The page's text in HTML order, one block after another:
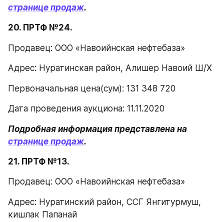
странице продаж.
20. ПРТФ №24.
Продавец: ООО «Навоийнская нефтебаза»
Адрес: Нуратинская район, Алишер Навоий Ш/Х
Первоначальная цена(сум): 131 348 720
Дата проведения аукциона: 11.11.2020
странице продаж.
21. ПРТФ №13.
Продавец: ООО «Навоийнская нефтебаза»
Адрес: Нуратинский район, ССГ Янгитурмуш,
кишлак Папанай